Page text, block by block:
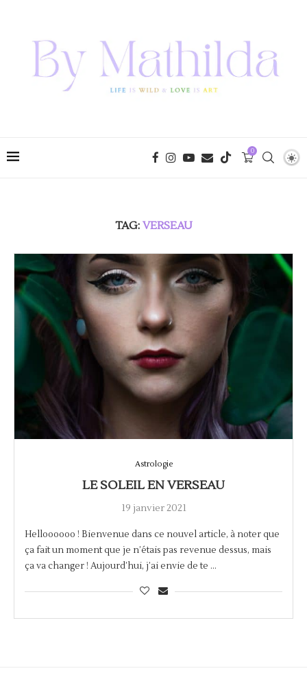
0
TAG: VERSEAU
Astrologie
LE SOLEIL EN VERSEAU
19 janvier 2021
Helloooooo ! Bienvenue dans ce nouvel article, à noter que
ça fait un moment que je n’étais pas revenue dessus, mais
ça va changer ! Aujourd’hui, j’ai envie de te …